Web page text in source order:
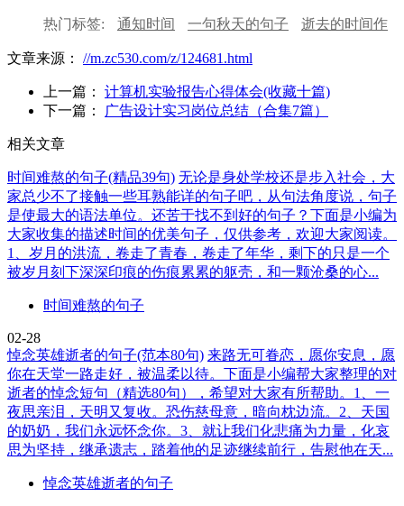
热门标签: 通知时间 一句秋天的句子
逝去的时间作
文章来源：
//m.zc530.com/z/124681.html
上一篇：
计算机实验报告心得体会(收藏十篇)
下一篇：
广告设计实习岗位总结（合集7篇）
相关文章
时间难熬的句子(精品39句) 无论是身处学校还是步入社会，大
家总少不了接触一些耳熟能详的句子吧，从句法角度说，句子
是使最大的语法单位。还苦于找不到好的句子？下面是小编为
大家收集的描述时间的优美句子，仅供参考，欢迎大家阅读。
1、岁月的洪流，卷走了青春，卷走了年华，剩下的只是一个
被岁月刻下深深印痕的伤痕累累的躯壳，和一颗沧桑的心...
时间难熬的句子
02-28
悼念英雄逝者的句子(范本80句) 来路无可眷恋，愿你安息，愿
你在天堂一路走好，被温柔以待。下面是小编帮大家整理的对
逝者的悼念短句（精选80句），希望对大家有所帮助。1、一
夜思亲泪，天明又复收。恐伤慈母意，暗向枕边流。2、天国
的奶奶，我们永远怀念你。3、就让我们化悲痛为力量，化哀
思为坚持，继承遗志，踏着他的足迹继续前行，告慰他在天...
悼念英雄逝者的句子